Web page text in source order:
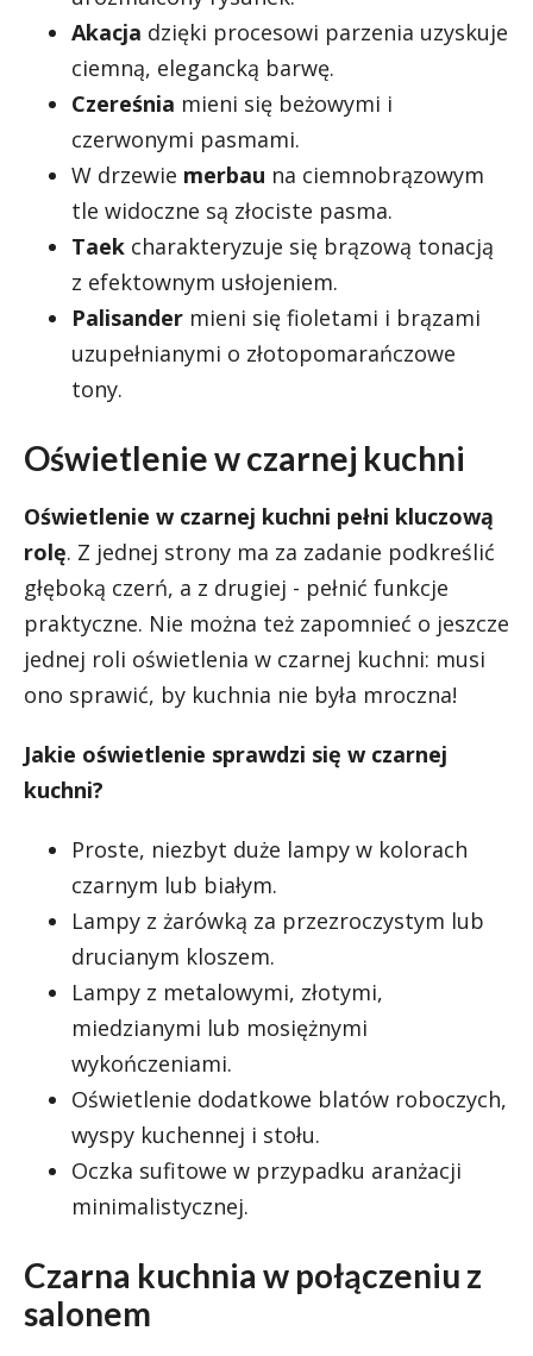
Akacja dzięki procesowi parzenia uzyskuje
ciemną, elegancką barwę.
Czereśnia mieni się beżowymi i
czerwonymi pasmami.
W drzewie merbau na ciemnobrązowym
tle widoczne są złociste pasma.
Taek charakteryzuje się brązową tonacją
z efektownym usłojeniem.
Palisander mieni się fioletami i brązami
uzupełnianymi o złotopomarańczowe
tony.
Oświetlenie w czarnej kuchni
Oświetlenie w czarnej kuchni pełni kluczową
rolę. Z jednej strony ma za zadanie podkreślić
głęboką czerń, a z drugiej - pełnić funkcje
praktyczne. Nie można też zapomnieć o jeszcze
jednej roli oświetlenia w czarnej kuchni: musi
ono sprawić, by kuchnia nie była mroczna!
Jakie oświetlenie sprawdzi się w czarnej
kuchni?
Proste, niezbyt duże lampy w kolorach
czarnym lub białym.
Lampy z żarówką za przezroczystym lub
drucianym kloszem.
Lampy z metalowymi, złotymi,
miedzianymi lub mosiężnymi
wykończeniami.
Oświetlenie dodatkowe blatów roboczych,
wyspy kuchennej i stołu.
Oczka sufitowe w przypadku aranżacji
minimalistycznej.
Czarna kuchnia w połączeniu z
salonem